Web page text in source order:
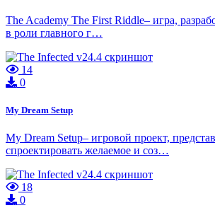
The Academy The First Riddle– игра,
в роли главного г…
14
0
My Dream Setup
My Dream Setup– игровой проект,
спроектировать желаемое и соз…
18
0